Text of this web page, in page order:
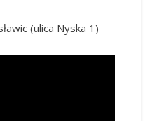
(ulica Nyska 1)